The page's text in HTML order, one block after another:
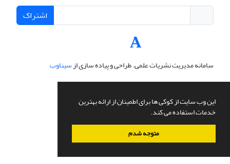
این وب سایت از کوکی ها برای اطمینان از ارائه بهترین
خدمات استفاده می کند.
متوجه شدم
اشتراک
سامانه مدیریت نشریات علمی.طراحی و پیاده سازی ازسیناوب